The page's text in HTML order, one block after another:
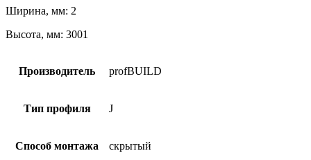
Ширина, мм: 2
Высота, мм: 3001
Производитель profBUILD
Тип профиля J
Способ монтажа скрытый